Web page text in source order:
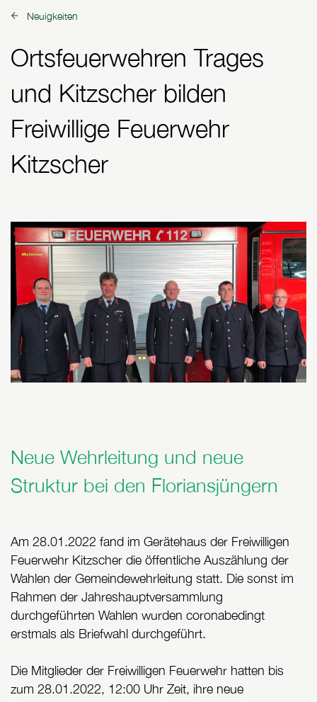
zurück zu:
Neuigkeiten
Ortsfeuerwehren Trages
und Kitzscher bilden
Freiwillige Feuerwehr
Kitzscher
Neue Wehrleitung und neue
Struktur bei den Floriansjüngern
Am 28.01.2022 fand im Gerätehaus der Freiwilligen
Feuerwehr Kitzscher die öffentliche Auszählung der
Wahlen der Gemeindewehrleitung statt. Die sonst im
Rahmen der Jahreshauptversammlung
durchgeführten Wahlen wurden coronabedingt
erstmals als Briefwahl durchgeführt.
Die Mitglieder der Freiwilligen Feuerwehr hatten bis
zum 28.01.2022, 12:00 Uhr Zeit, ihre neue